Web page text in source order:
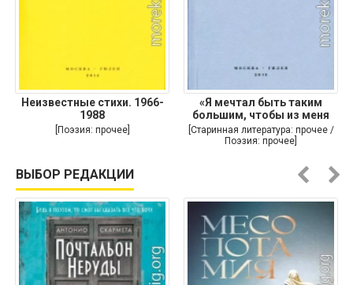
Неизвестные стихи. 1966-
1988
[Поэзия: прочее]
«Я мечтал быть таким
большим, чтобы из меня
[Старинная литература: прочее /
Поэзия: прочее]
ВЫБОР РЕДАКЦИИ